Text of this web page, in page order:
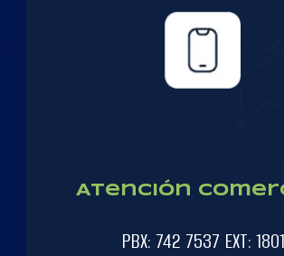
Atención
PBX: 742 7537 EXT: 1801